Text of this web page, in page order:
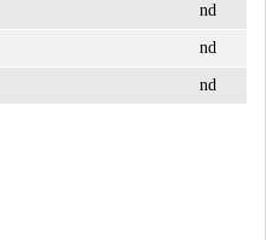
nd
nd
nd